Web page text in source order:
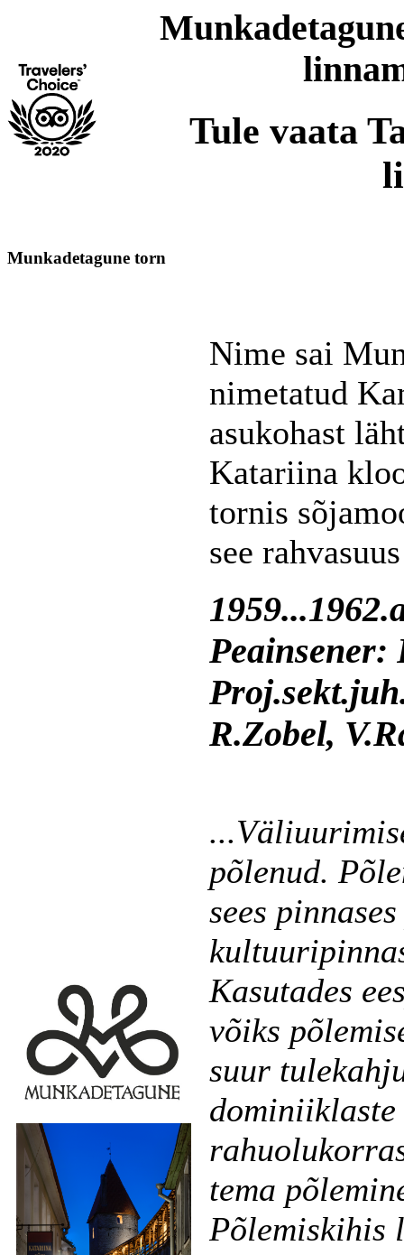
Tule vaata
Munkadetagune torn
Nime sai
nimetatud
asukohast
Katariina
tornis
see
Peainsener:
R.Zobel,
põlenud.
sees
Kasutades
võiks
suur
tema
Põlemiskihis